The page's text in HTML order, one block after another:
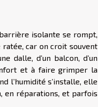
isolante se rompt,
car on croit souvent
dalle, d’un balcon, d’un
et à faire grimper la
l’humidité s’installe, elle
en réparations, et parfois